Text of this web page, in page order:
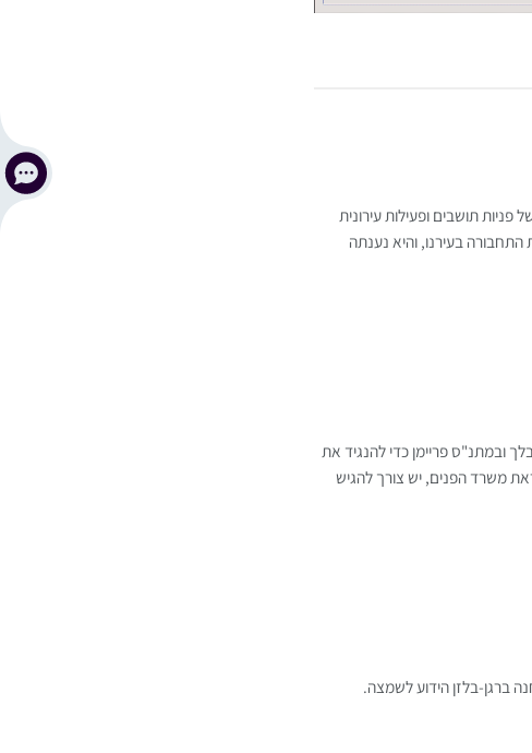
תושבים ופעילות עירונית
בעירנו, והיא נענתה
ובמתנ"ס פריימן כדי להנגיד את
משרד הפנים, יש צורך להגיש
ברגן-בלזן הידוע לשמצה.